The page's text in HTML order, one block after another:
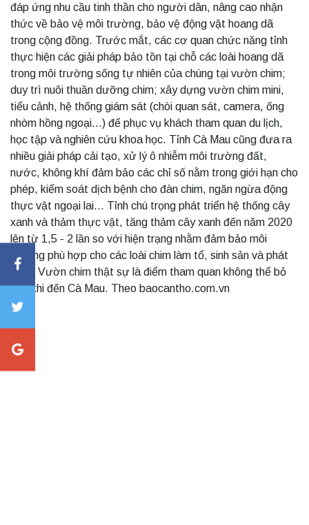
đáp ứng nhu cầu tinh thần cho người dân, nâng cao nhận
thức về bảo vệ môi trường, bảo vệ động vật hoang dã
trong cộng đồng. Trước mắt, các cơ quan chức năng tỉnh
thực hiện các giải pháp bảo tồn tại chỗ các loài hoang dã
trong môi trường sống tự nhiên của chúng tại vườn chim;
duy trì nuôi thuần dưỡng chim; xây dựng vườn chim mini,
tiểu cảnh, hệ thống giám sát (chòi quan sát, camera, ống
nhòm hồng ngoại...) để phục vụ khách tham quan du lịch,
học tập và nghiên cứu khoa học. Tỉnh Cà Mau cũng đưa ra
nhiều giải pháp cải tạo, xử lý ô nhiễm môi trường đất,
nước, không khí đảm bảo các chỉ số nằm trong giới hạn cho
phép, kiểm soát dịch bệnh cho đàn chim, ngăn ngừa động
thực vật ngoại lai... Tỉnh chú trọng phát triển hệ thống cây
xanh và thảm thực vật, tăng thảm cây xanh đến năm 2020
lên từ 1,5 - 2 lần so với hiện trạng nhằm đảm bảo môi
trường phù hợp cho các loài chim làm tổ, sinh sản và phát
triển. Vườn chim thật sự là điểm tham quan không thể bỏ
qua khi đến Cà Mau. Theo baocantho.com.vn